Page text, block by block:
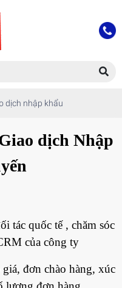
dịch nhập khẩu
dịch Nhập
tác quốc tế , chăm sóc
của công ty
đơn chào hàng, xúc